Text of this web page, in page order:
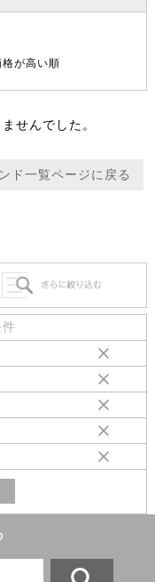
が高い順
せんでした。
ド一覧ページに戻る